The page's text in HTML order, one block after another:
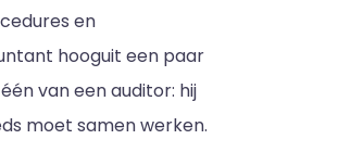
en
hooguit een paar
van een auditor: hij
moet samen werken.